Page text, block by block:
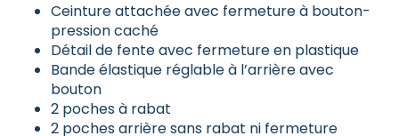
Ceinture attachée avec fermeture à bouton-
pression caché
Détail de fente avec fermeture en plastique
Bande élastique réglable à l’arrière avec
bouton
2 poches à rabat
2 poches arrière sans rabat ni fermeture